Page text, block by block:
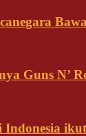
Guns N’